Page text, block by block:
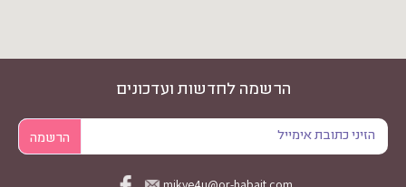
הרשמה לחדשות ועדכונים